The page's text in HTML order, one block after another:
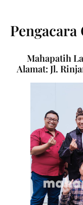
Mahapatih
Alamat: Jl.